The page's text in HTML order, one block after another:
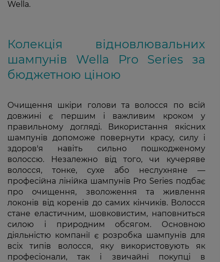
Wella.
Колекція відновлювальних
шампунів Wella Pro Series за
бюджетною ціною
Очищення шкіри голови та волосся по всій
довжині є першим і важливим кроком у
правильному догляді. Використання якісних
шампунів допоможе повернути красу, силу і
здоров'я навіть сильно пошкодженому
волоссю. Незалежно від того, чи кучеряве
волосся, тонке, сухе або неслухняне —
професійна лінійка шампунів Pro Series подбає
про очищення, зволоження та живлення
локонів від коренів до самих кінчиків. Волосся
стане еластичним, шовковистим, наповниться
силою і природним обсягом. Основною
діяльністю компанії є розробка шампунів для
всіх типів волосся, яку використовують як
професіонали, так і звичайні покупці в